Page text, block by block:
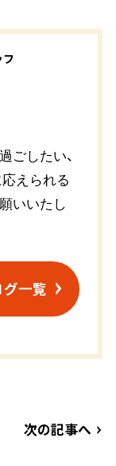
ごしたい、
えられる
いいたし
一覧
次の記事へ